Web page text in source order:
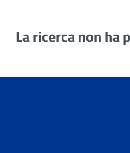
La ricerca non